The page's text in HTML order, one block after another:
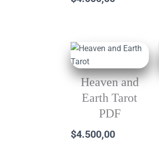
Heaven and
Earth Tarot
PDF
$4.500,00